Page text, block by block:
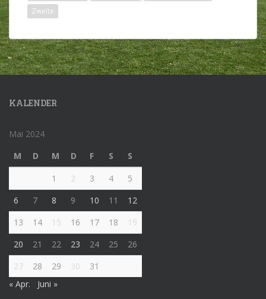
Zweite
KALENDER
Mai 2024
M
D M D F S
S
1
2 3 4
5
6
7 8 9 10 11
12
13
14 15 16 17 18
19
20
21 22 23 24 25
26
27
28 29 30
31
« Apr.
Juni »